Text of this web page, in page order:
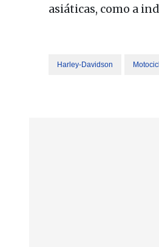
asiáticas, como a
Harley-Davidson